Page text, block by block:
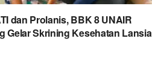
dan Prolanis, BBK 8 UNAIR
Gelar Skrining Kesehatan Lansia